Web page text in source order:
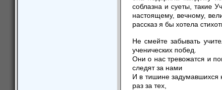
соблазна и суеты, такие
настоящему, вечному,
рассказ я бы хотела
Не смейте
ученических побед.
Они о нас
следят за нами
И в тишине
раз за тех,